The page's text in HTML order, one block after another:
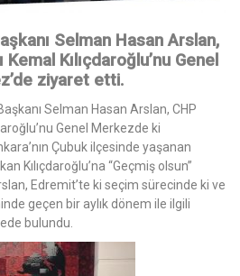
Selman Hasan Arslan,
Kemal Kılıçdaroğlu’nu Genel
ziyaret etti.
Selman Hasan Arslan, CHP
Genel Merkezde ki
Çubuk ilçesinde yaşanan
Kılıçdaroğlu’na “Geçmiş olsun”
Edremit’te ki seçim sürecinde ki ve
geçen bir aylık dönem ile ilgili
bulundu.